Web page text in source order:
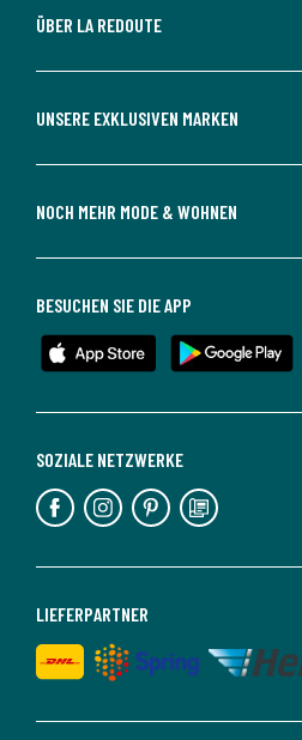
ÜBER LA REDOUTE
UNSERE EXKLUSIVEN MARKEN
NOCH MEHR MODE & WOHNEN
LIEFERPARTNER
SOZIALE NETZWERKE
BESUCHEN SIE DIE APP